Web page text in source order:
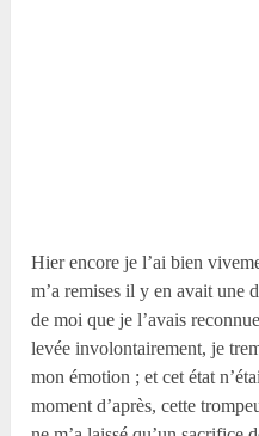
Hier encore je l’ai bien
m’a remises il y en avait une
de moi que je l’avais
levée involontairement, je
mon émotion ; et cet état
moment d’après, cette